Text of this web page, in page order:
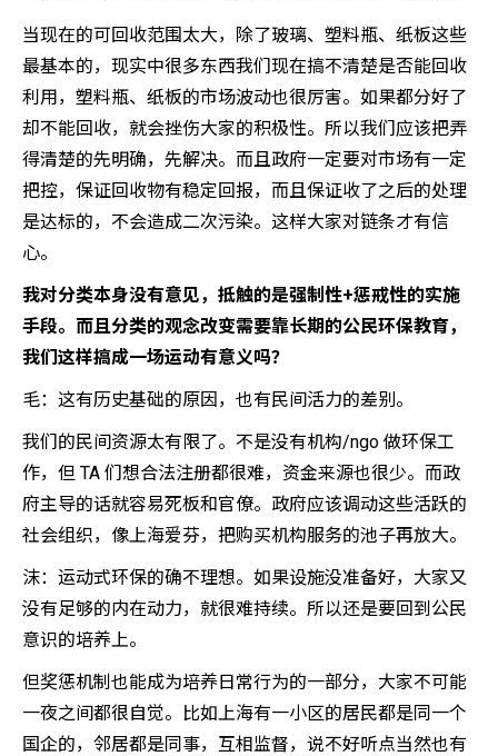
当现在的可回收范围太大，除了玻璃、塑料瓶、纸板这些
最基本的，现实中很多东西我们现在搞不清楚是否能回收
利用，塑料瓶、纸板的市场波动也很厉害。如果都分好了
却不能回收，就会挫伤大家的积极性。所以我们应该把弄
得清楚的先明确，先解决。而且政府一定要对市场有一定
把控，保证回收物有稳定回报，而且保证收了之后的处理
是达标的，不会造成二次污染。这样大家对链条才有信
心。
我对分类本身没有意见，抵触的是强制性+惩戒性的实施
手段。而且分类的观念改变需要靠长期的公民环保教育，
我们这样搞成一场运动有意义吗？
毛：这有历史基础的原因，也有民间活力的差别。
我们的民间资源太有限了。不是没有机构/ngo 做环保工
作，但 TA 们想合法注册都很难，资金来源也很少。而政
府主导的话就容易死板和官僚。政府应该调动这些活跃的
社会组织，像上海爱芬，把购买机构服务的池子再放大。
沫：运动式环保的确不理想。如果设施没准备好，大家又
没有足够的内在动力，就很难持续。所以还是要回到公民
意识的培养上。
但奖惩机制也能成为培养日常行为的一部分，大家不可能
一夜之间都很自觉。比如上海有一小区的居民都是同一个
国企的，邻居都是同事，互相监督，说不好听点当然也有